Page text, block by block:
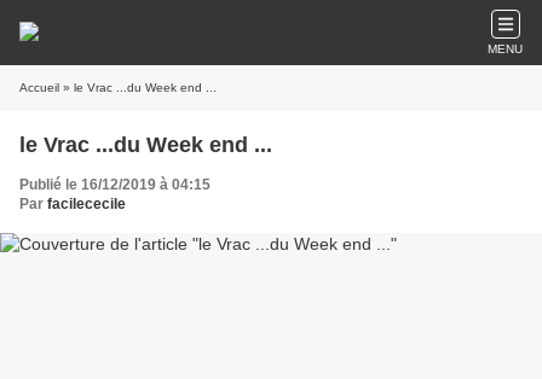
MENU
Accueil » le Vrac ...du Week end ...
le Vrac ...du Week end ...
Publié le 16/12/2019 à 04:15
Par facilececile